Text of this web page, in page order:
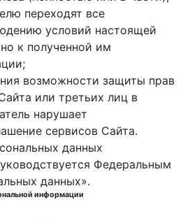
переходят все
условий настоящей
к полученной им
возможности защиты прав
или третьих лиц в
нарушает
сервисов Сайта.
данных
Федеральным
данных».
информации